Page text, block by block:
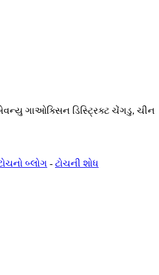
ગાઓક્સિન ડિસ્ટ્રિક્ટ ચેંગડુ, ચીન
બ્લોગ - ટોચની શોધ